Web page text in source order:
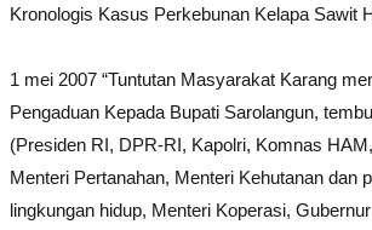
Kronologis Kasus Perkebunan Kelapa Sawit
1 mei 2007 “Tuntutan Masyarakat Karang
Pengaduan Kepada Bupati Sarolangun,
(Presiden RI, DPR-RI, Kapolri, Komnas
Menteri Pertanahan, Menteri Kehutanan dan
lingkungan hidup, Menteri Koperasi,